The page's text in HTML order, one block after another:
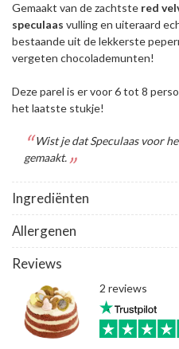
Gemaakt van de zachtste red
speculaas vulling en uiteraard
bestaande uit de lekkerste
vergeten chocolademunten!
Deze parel is er voor 6 tot 8
het laatste stukje!
Ingrediënten
Allergenen
Wist je dat Speculaas voor
gemaakt.
Reviews
2 reviews